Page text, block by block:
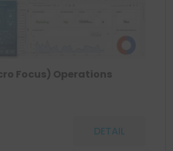
Focus) Operations
DETAIL